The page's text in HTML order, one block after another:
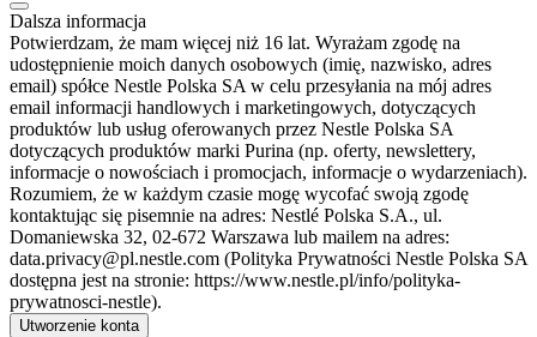
Dalsza informacja
Potwierdzam, że mam więcej niż 16 lat. Wyrażam zgodę na
udostępnienie moich danych osobowych (imię, nazwisko, adres
email) spółce Nestle Polska SA w celu przesyłania na mój adres
email informacji handlowych i marketingowych, dotyczących
produktów lub usług oferowanych przez Nestle Polska SA
dotyczących produktów marki Purina (np. oferty, newslettery,
informacje o nowościach i promocjach, informacje o wydarzeniach).
Rozumiem, że w każdym czasie mogę wycofać swoją zgodę
kontaktując się pisemnie na adres: Nestlé Polska S.A., ul.
Domaniewska 32, 02-672 Warszawa lub mailem na adres:
data.privacy@pl.nestle.com (Polityka Prywatności Nestle Polska SA
dostępna jest na stronie: https://www.nestle.pl/info/polityka-
prywatnosci-nestle).
Utworzenie konta